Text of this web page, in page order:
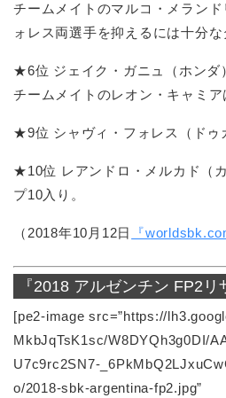
チームメイトのマルコ・メラン
ォレス両選手を抑えるには十分な
★6位 ジェイク・ガニュ（ホンダ
チームメイトのレオン・キャミア
★9位 シャヴィ・フォレス（ドゥ
★10位 レアンドロ・メルカド（
プ10入り。
（2018年10月12日 『
『2018 アルゼンチン FP2リ
[pe2-image src=”https://
MkbJqTsK1sc/W8DYQh3g0DI/
U7c9rc2SN7-
o/2018-sbk-argentina-fp2.jpg”